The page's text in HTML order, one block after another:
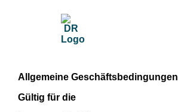
Allgemeine Geschäftsbedingungen
Gültig für die